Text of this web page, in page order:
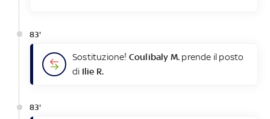
83'
Sostituzione! Coulibaly M. prende il posto
di Ilie R.
83'